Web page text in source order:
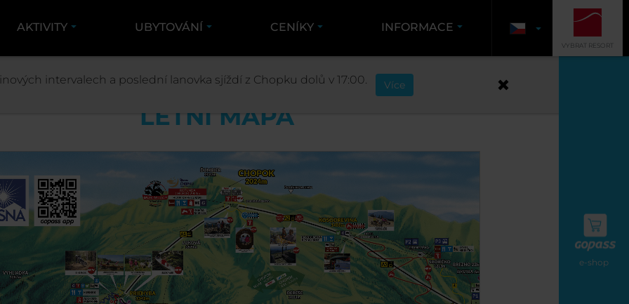
e-shop
AKTIVITY UBYTOVÁNÍ CENÍKY INFORMACE
VYBRAT RESORT
STŘEDISKO INFO O STŘEDISKU MAPY
LETNÍ MAPA
intervalech a poslední lanovka sjíždí z Chopku dolů v 17:00. Více